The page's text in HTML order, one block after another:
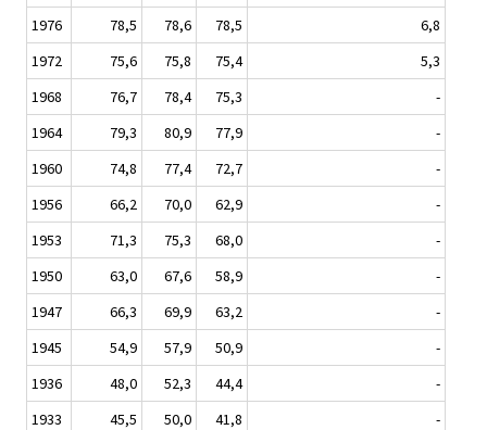
1976
78,5 78,6 78,5
6,8
1972
75,6 75,8 75,4
5,3
1968
76,7 78,4 75,3
-
1964
79,3 80,9 77,9
-
1960
74,8 77,4 72,7
-
1956
66,2 70,0 62,9
-
1953
71,3 75,3 68,0
-
1950
63,0 67,6 58,9
-
1947
66,3 69,9 63,2
-
1945
54,9 57,9 50,9
-
1936
48,0 52,3 44,4
-
1933
45,5 50,0 41,8
-